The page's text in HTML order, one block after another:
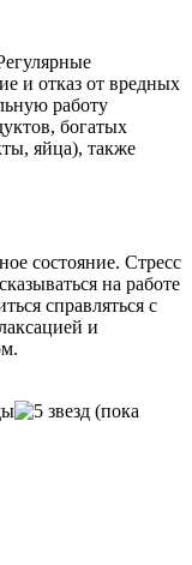
и отказ от вредных
работу
богатых
яйца), также
состояние. Стресс
на работе
справляться с
и
(пока